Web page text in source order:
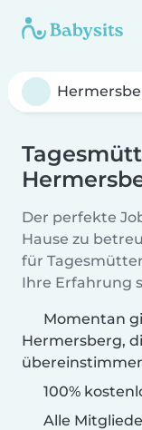
Der perfekte
Hause zu
für
Ihre Erfahrung
Momentan
Hermersberg,
100%
Alle